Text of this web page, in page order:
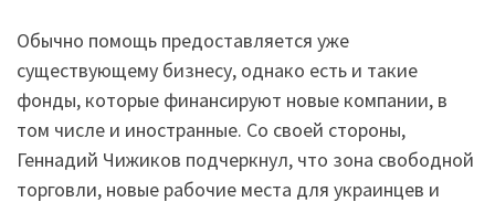
Обычно помощь предоставляется уже
существующему бизнесу, однако есть и такие
фонды, которые финансируют новые компании, в
том числе и иностранные. Со своей стороны,
Геннадий Чижиков подчеркнул, что зона свободной
торговли, новые рабочие места для украинцев и